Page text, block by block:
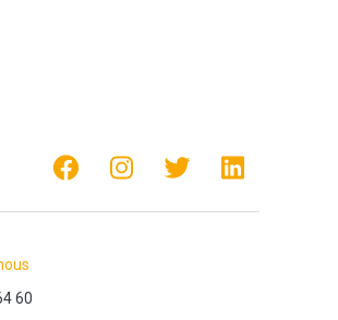
leur entreprise.
plus de 900 m² de bureaux et de
60